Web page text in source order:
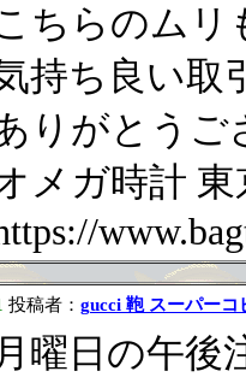
ちらのムリ
持ち良い取
りがとうご
メガ時計 東
投稿者： gucci 鞄 スーパーコ
月曜日の午後